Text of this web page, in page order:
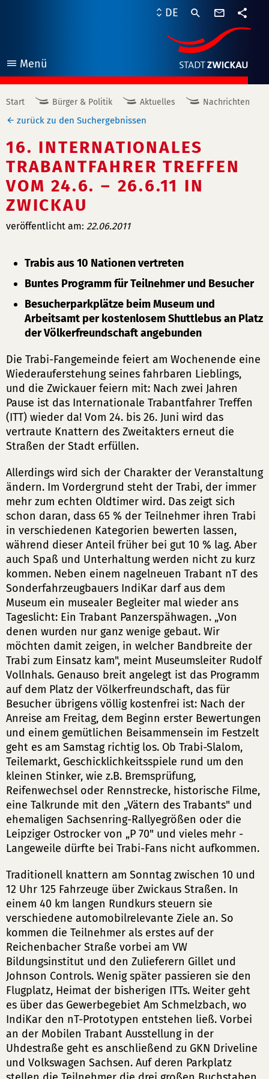
Menü
öffnen
DE
Start Bürger & Politik Aktuelles Nachrichten
zurück zu den Suchergebnissen
16. INTERNATIONALES
TRABANTFAHRER TREFFEN
VOM 24.6. – 26.6.11 IN
ZWICKAU
veröffentlicht am: 22.06.2011
Trabis aus 10 Nationen vertreten
Buntes Programm für Teilnehmer und Besucher
Besucherparkplätze beim Museum und
Arbeitsamt per kostenlosem Shuttlebus an Platz
der Völkerfreundschaft angebunden
Die Trabi-Fangemeinde feiert am Wochenende eine
Wiederauferstehung seines fahrbaren Lieblings,
und die Zwickauer feiern mit: Nach zwei Jahren
Pause ist das Internationale Trabantfahrer Treffen
(ITT) wieder da! Vom 24. bis 26. Juni wird das
vertraute Knattern des Zweitakters erneut die
Straßen der Stadt erfüllen.
Allerdings wird sich der Charakter der Veranstaltung
ändern. Im Vordergrund steht der Trabi, der immer
mehr zum echten Oldtimer wird. Das zeigt sich
schon daran, dass 65 % der Teilnehmer ihren Trabi
in verschiedenen Kategorien bewerten lassen,
während dieser Anteil früher bei gut 10 % lag. Aber
auch Spaß und Unterhaltung werden nicht zu kurz
kommen. Neben einem nagelneuen Trabant nT des
Sonderfahrzeugbauers IndiKar darf aus dem
Museum ein musealer Begleiter mal wieder ans
Tageslicht: Ein Trabant Panzerspähwagen. „Von
denen wurden nur ganz wenige gebaut. Wir
möchten damit zeigen, in welcher Bandbreite der
Trabi zum Einsatz kam", meint Museumsleiter Rudolf
Vollnhals. Genauso breit angelegt ist das Programm
auf dem Platz der Völkerfreundschaft, das für
Besucher übrigens völlig kostenfrei ist: Nach der
Anreise am Freitag, dem Beginn erster Bewertungen
und einem gemütlichen Beisammensein im Festzelt
geht es am Samstag richtig los. Ob Trabi-Slalom,
Teilemarkt, Geschicklichkeitsspiele rund um den
kleinen Stinker, wie z.B. Bremsprüfung,
Reifenwechsel oder Rennstrecke, historische Filme,
eine Talkrunde mit den „Vätern des Trabants" und
ehemaligen Sachsenring-Rallyegrößen oder die
Leipziger Ostrocker von „P 70" und vieles mehr -
Langeweile dürfte bei Trabi-Fans nicht aufkommen.
Traditionell knattern am Sonntag zwischen 10 und
12 Uhr 125 Fahrzeuge über Zwickaus Straßen. In
einem 40 km langen Rundkurs steuern sie
verschiedene automobilrelevante Ziele an. So
kommen die Teilnehmer als erstes auf der
Reichenbacher Straße vorbei am VW
Bildungsinstitut und den Zulieferern Gillet und
Johnson Controls. Wenig später passieren sie den
Flugplatz, Heimat der bisherigen ITTs. Weiter geht
es über das Gewerbegebiet Am Schmelzbach, wo
IndiKar den nT-Prototypen entstehen ließ. Vorbei
an der Mobilen Trabant Ausstellung in der
Uhdestraße geht es anschließend zu GKN Driveline
und Volkswagen Sachsen. Auf deren Parkplatz